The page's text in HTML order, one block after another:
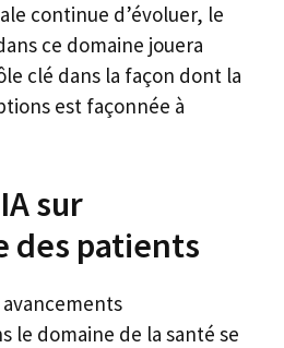
continue d’évoluer, le
ce domaine jouera
clé dans la façon dont la
est façonnée à
sur
des patients
le domaine de la santé se